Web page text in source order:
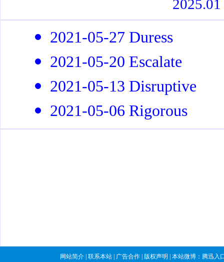
2025.01
2021-05-27 Duress
2021-05-20 Escalate
2021-05-13 Disruptive
2021-05-06 Rigorous
网站简介 联系本站 广告合作 版权声明 | 本站微博： 腾迅入